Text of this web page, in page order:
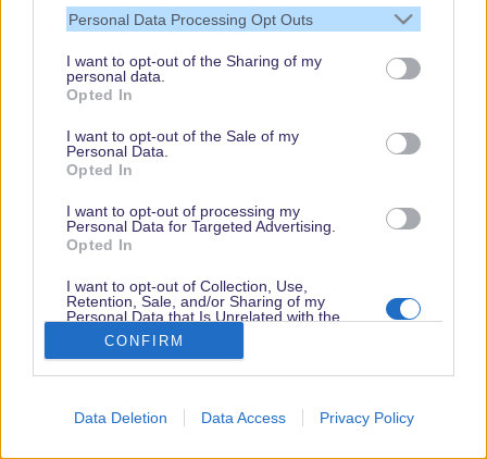
Personal Data Processing Opt Outs
I want to opt-out of the Sharing of my
personal data.
Opted In
I want to opt-out of the Sale of my
Personal Data.
Opted In
I want to opt-out of processing my
Personal Data for Targeted Advertising.
Opted In
I want to opt-out of Collection, Use,
Retention, Sale, and/or Sharing of my
Personal Data that Is Unrelated with the
Purposes for which it was collected.
Opted Out
CONFIRM
Data Deletion Data Access Privacy Policy
Disney Legend Carl Bongirno ist, wie heute
bekannt wurde, am 5. März 2024 im Alter von 86
Jahren verstorben.
Carl Bongirno war von 1979 bis 1989 nominell und
bis 1987 de facto President von Walt Disney
Imagineering, auch während der Anfangsjahre des
Baus von Disneyland Paris. Darüber hinaus
und ehrgeizige Ideen für neue Geschäftsfelder
verfolgt.
...weiterlesen...